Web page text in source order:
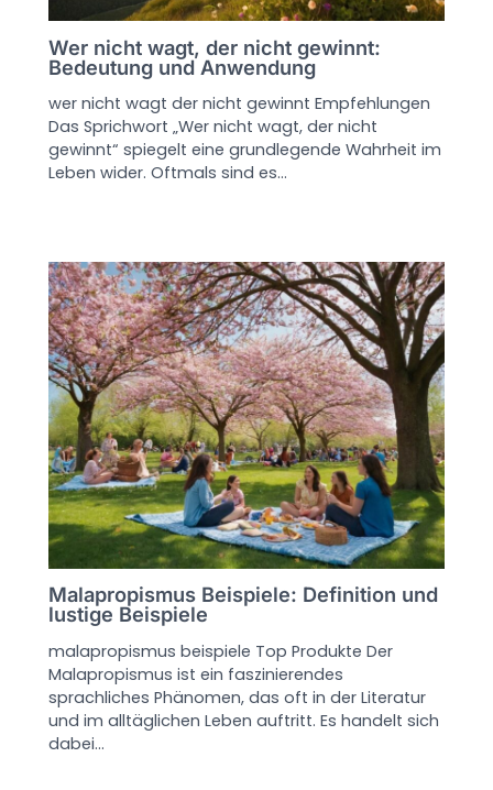
Wer nicht wagt, der nicht gewinnt:
Bedeutung und Anwendung
wer nicht wagt der nicht gewinnt Empfehlungen
Das Sprichwort „Wer nicht wagt, der nicht
gewinnt“ spiegelt eine grundlegende Wahrheit im
Leben wider. Oftmals sind es…
Malapropismus Beispiele: Definition und
lustige Beispiele
malapropismus beispiele Top Produkte Der
Malapropismus ist ein faszinierendes
sprachliches Phänomen, das oft in der Literatur
und im alltäglichen Leben auftritt. Es handelt sich
dabei…